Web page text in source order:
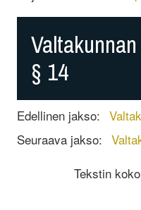
§ 14
Edellinen jakso:
Seuraava jakso:
Tekstin